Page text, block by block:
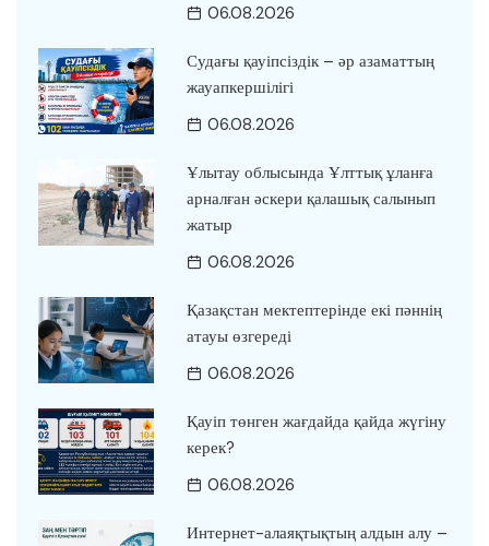
06.08.2026
Судағы қауіпсіздік – әр азаматтың
жауапкершілігі
06.08.2026
Ұлытау облысында Ұлттық ұланға
арналған әскери қалашық салынып
жатыр
06.08.2026
Қазақстан мектептерінде екі пәннің
атауы өзгереді
06.08.2026
Қауіп төнген жағдайда қайда жүгіну
керек?
06.08.2026
Интернет-алаяқтықтың алдын алу –